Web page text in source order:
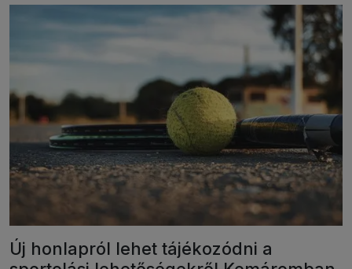
Új honlapról lehet tájékozódni a